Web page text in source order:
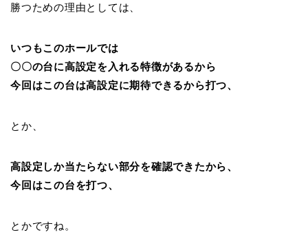
勝つための理由としては、
いつもこのホールでは
〇〇の台に高設定を入れる特徴があるから
今回はこの台は高設定に期待できるから打つ、
とか、
高設定しか当たらない部分を確認できたから、
今回はこの台を打つ、
とかですね。